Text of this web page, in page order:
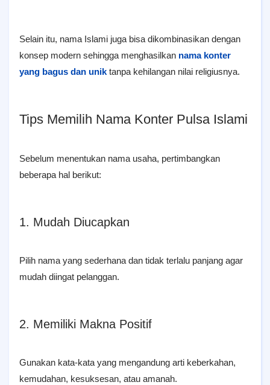
Selain itu, nama Islami juga bisa dikombinasikan dengan
konsep modern sehingga menghasilkan nama konter
yang bagus dan unik tanpa kehilangan nilai religiusnya.
Tips Memilih Nama Konter Pulsa Islami
Sebelum menentukan nama usaha, pertimbangkan
beberapa hal berikut:
1. Mudah Diucapkan
Pilih nama yang sederhana dan tidak terlalu panjang agar
mudah diingat pelanggan.
2. Memiliki Makna Positif
Gunakan kata-kata yang mengandung arti keberkahan,
kemudahan, kesuksesan, atau amanah.